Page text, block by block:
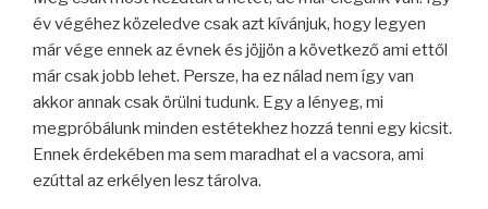
év végéhez közeledve csak azt kívánjuk, hogy legyen
már vége ennek az évnek és jöjjön a következő ami ettől
már csak jobb lehet. Persze, ha ez nálad nem így van
akkor annak csak örülni tudunk. Egy a lényeg, mi
megpróbálunk minden estétekhez hozzá tenni egy kicsit.
Ennek érdekében ma sem maradhat el a vacsora, ami
ezúttal az erkélyen lesz tárolva.